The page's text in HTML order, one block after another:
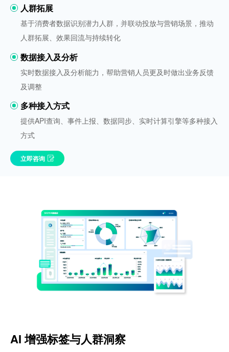
人群拓展
基于消费者数据识别潜力人群，并联动投放与营销场景，推动
人群拓展、效果回流与持续转化
数据接入及分析
实时数据接入及分析能力，帮助营销人员更及时做出业务反馈
及调整
多种接入方式
提供API查询、事件上报、数据同步、实时计算引擎等多种接入
方式
立即咨询
AI 增强标签与人群洞察